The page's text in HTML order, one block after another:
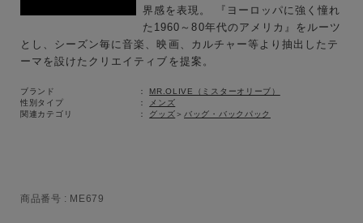
界感を表現。 『ヨーロッパに強く憧れ
た1960～80年代のアメリカ』をルーツ
とし、シーズン毎に音楽、映画、カルチャー等より抽出したテ
ーマを設けたクリエイティブを提案。
ブランド
MR.OLIVE（ミスターオリーブ）
性別タイプ
メンズ
関連カテゴリ
グッズ＞ バッグ・バックパック
商品番号 ME679